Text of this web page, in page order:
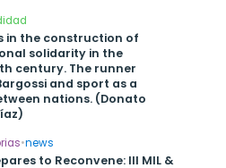
in the construction of
solidarity in the
century. The runner
and sport as a
nations. (Donato
•news
to Reconvene: III MIL &